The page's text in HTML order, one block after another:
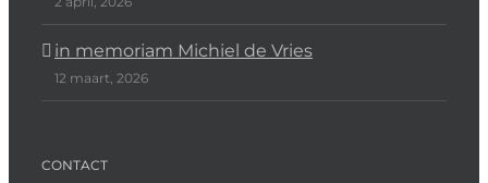
in memoriam Michiel de Vries
12 maart, 2026
CONTACT